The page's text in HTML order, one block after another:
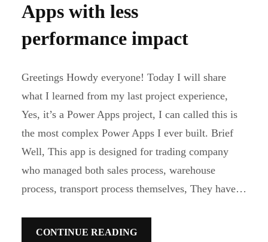
Apps with less
performance impact
Greetings Howdy everyone! Today I will share
what I learned from my last project experience,
Yes, it’s a Power Apps project, I can called this is
the most complex Power Apps I ever built. Brief
Well, This app is designed for trading company
who managed both sales process, warehouse
process, transport process themselves, They have…
CONTINUE READING